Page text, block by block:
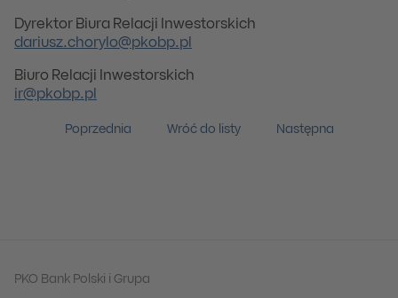
Dyrektor Biura Relacji Inwestorskich
dariusz.chorylo@pkobp.pl
Biuro Relacji Inwestorskich
ir@pkobp.pl
Poprzednia Wróć do listy Następna
PKO Bank Polski i Grupa